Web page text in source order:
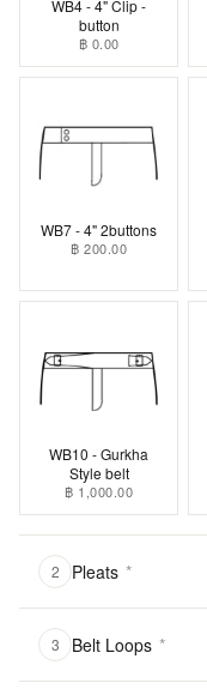
WB4 - 4" Clip -
button
฿ 0.00
WB7 - 4" 2buttons
฿ 200.00
WB10 - Gurkha
Style belt
฿ 1,000.00
2 Pleats *
3 Belt Loops *